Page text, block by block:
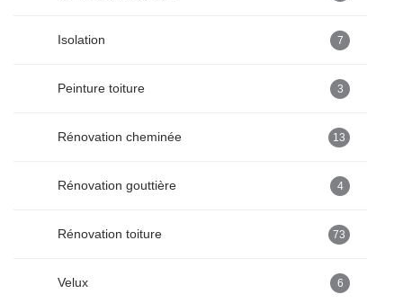
Isolation 7
Peinture toiture 3
Rénovation cheminée 13
Rénovation gouttière 4
Rénovation toiture 73
Velux 6